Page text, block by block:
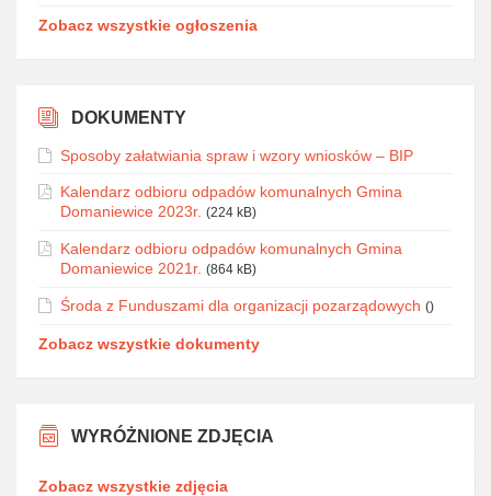
Zobacz wszystkie ogłoszenia
DOKUMENTY
Sposoby załatwiania spraw i wzory wniosków – BIP
Kalendarz odbioru odpadów komunalnych Gmina
Domaniewice 2023r. (224 kB)
Kalendarz odbioru odpadów komunalnych Gmina
Domaniewice 2021r. (864 kB)
Środa z Funduszami dla organizacji pozarządowych ()
Zobacz wszystkie dokumenty
WYRÓŻNIONE ZDJĘCIA
Zobacz wszystkie zdjęcia